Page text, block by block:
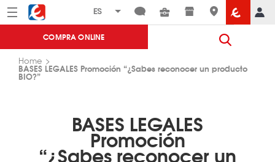
Menú Eroski
COMPRA ONLINE
Home
BASES LEGALES Promoción “¿Sabes reconocer un producto
BIO?”
BASES LEGALES
Promoción
“¿Sabes reconocer un